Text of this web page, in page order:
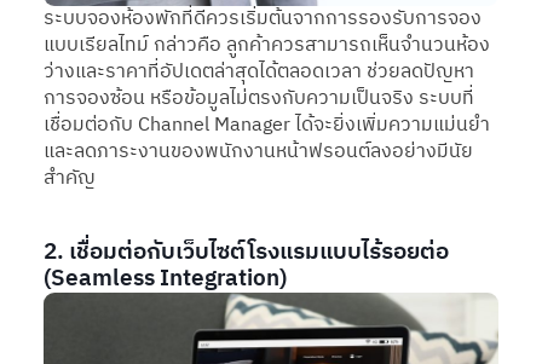
ระบบจองห้องพักที่ดีควรเริ่มต้นจากการรองรับการจอง
แบบเรียลไทม์ กล่าวคือ ลูกค้าควรสามารถเห็นจำนวนห้อง
ว่างและราคาที่อัปเดตล่าสุดได้ตลอดเวลา ช่วยลดปัญหา
การจองซ้อน หรือข้อมูลไม่ตรงกับความเป็นจริง ระบบที่
เชื่อมต่อกับ Channel Manager ได้จะยิ่งเพิ่มความแม่นยำ
และลดภาระงานของพนักงานหน้าฟรอนต์ลงอย่างมีนัย
สำคัญ
2. เชื่อมต่อกับเว็บไซต์โรงแรมแบบไร้รอยต่อ
(Seamless Integration)